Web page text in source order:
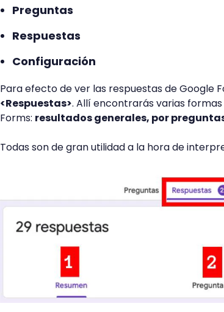
Preguntas
Respuestas
Configuración
Para efecto de ver las respuestas de Google
<Respuestas>. Allí encontrarás varias
Forms: resultados generales, por
Todas son de gran utilidad a la hora de